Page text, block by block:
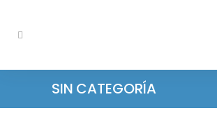
SIN CATEGORÍA